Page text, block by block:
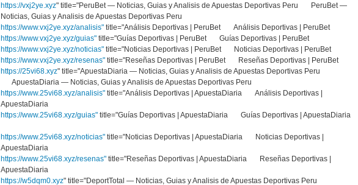
https://vxj2ye.xyz" title="PeruBet — Noticias, Guias y Analisis de Apuestas Deportivas Peru PeruBet —
Noticias, Guias y Analisis de Apuestas Deportivas Peru
https://www.vxj2ye.xyz/analisis" title="Análisis Deportivas | PeruBet Análisis Deportivas | PeruBet
https://www.vxj2ye.xyz/guias" title="Guías Deportivas | PeruBet Guías Deportivas | PeruBet
https://www.vxj2ye.xyz/noticias" title="Noticias Deportivas | PeruBet Noticias Deportivas | PeruBet
https://www.vxj2ye.xyz/resenas" title="Reseñas Deportivas | PeruBet Reseñas Deportivas | PeruBet
https://25vi68.xyz" title="ApuestaDiaria — Noticias, Guias y Analisis de Apuestas Deportivas Peru
ApuestaDiaria — Noticias, Guias y Analisis de Apuestas Deportivas Peru
https://www.25vi68.xyz/analisis" title="Análisis Deportivas | ApuestaDiaria Análisis Deportivas |
ApuestaDiaria
https://www.25vi68.xyz/guias" title="Guías Deportivas | ApuestaDiaria Guías Deportivas | ApuestaDiaria
https://www.25vi68.xyz/noticias" title="Noticias Deportivas | ApuestaDiaria Noticias Deportivas |
ApuestaDiaria
https://www.25vi68.xyz/resenas" title="Reseñas Deportivas | ApuestaDiaria Reseñas Deportivas |
ApuestaDiaria
https://w5dqm0.xyz" title="DeportTotal — Noticias, Guias y Analisis de Apuestas Deportivas Peru